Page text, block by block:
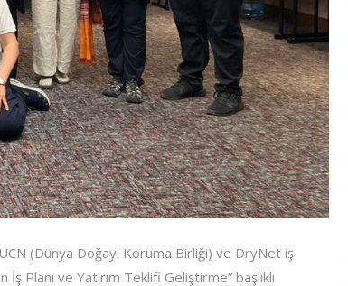
(Dünya Doğayı Koruma Birliği) ve DryNet iş
Planı ve Yatırım Teklifi Geliştirme” başlıklı